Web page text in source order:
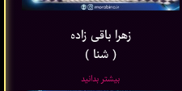
زهرا باقی ‌زاده
( شنا )
بیشتر بدانید